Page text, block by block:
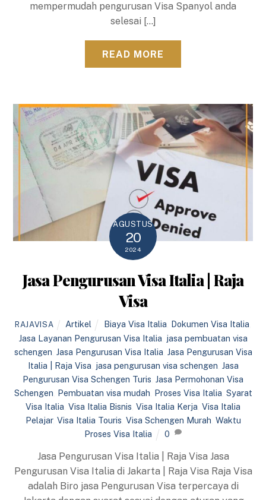
mempermudah pengurusan Visa Spanyol anda
selesai […]
READ MORE
AGUSTUS
20
2024
Jasa Pengurusan Visa Italia | Raja
Visa
RAJAVISA Artikel Biaya Visa Italia Dokumen Visa Italia
Jasa Layanan Pengurusan Visa Italia jasa pembuatan visa
schengen Jasa Pengurusan Visa Italia Jasa Pengurusan Visa
Italia | Raja Visa jasa pengurusan visa schengen Jasa
Pengurusan Visa Schengen Turis Jasa Permohonan Visa
Schengen Pembuatan visa mudah Proses Visa Italia Syarat
Visa Italia Visa Italia Bisnis Visa Italia Kerja Visa Italia
Pelajar, Visa Italia Touris Visa Schengen Murah Waktu
Proses Visa Italia
0
Jasa Pengurusan Visa Italia | Raja Visa Jasa
Pengurusan Visa Italia di Jakarta | Raja Visa Raja Visa
adalah Biro jasa Pengurusan Visa terpercaya di